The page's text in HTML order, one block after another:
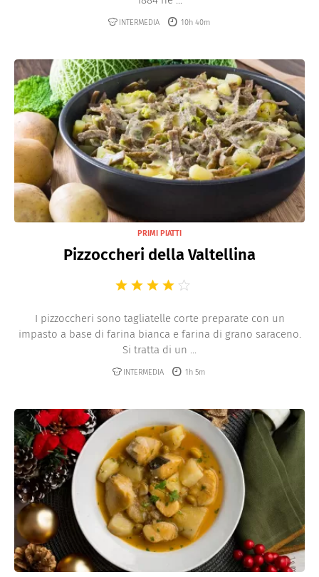
INTERMEDIA 10h 40m
PRIMI PIATTI
Pizzoccheri della Valtellina
I pizzoccheri sono tagliatelle corte preparate con un
impasto a base di farina bianca e farina di grano saraceno.
Si tratta di un ...
INTERMEDIA 1h 5m